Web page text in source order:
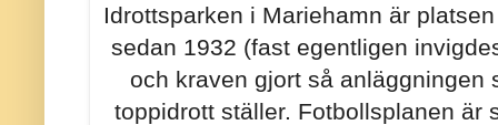
Idrottsparken i Mariehamn är
sedan 1932 (fast egentligen
och kraven gjort så anläggningen
toppidrott ställer. Fotbollsplanen är